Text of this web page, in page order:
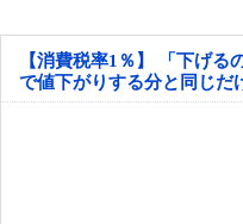
【消費税率1％】 「下げ
で値下がりする分と同じだ
えない店も